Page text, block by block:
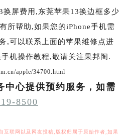
换屏费用,东莞苹果13换边框多少
所帮助,如果您的iPhone手机需
,可以联系上面的苹果维修点进
机操作教程,敬请关注果邦阁.
apple/34700.html
心提供预约服务，如需
8500
互联网以及网友投稿,版权归属于原始作者,如果